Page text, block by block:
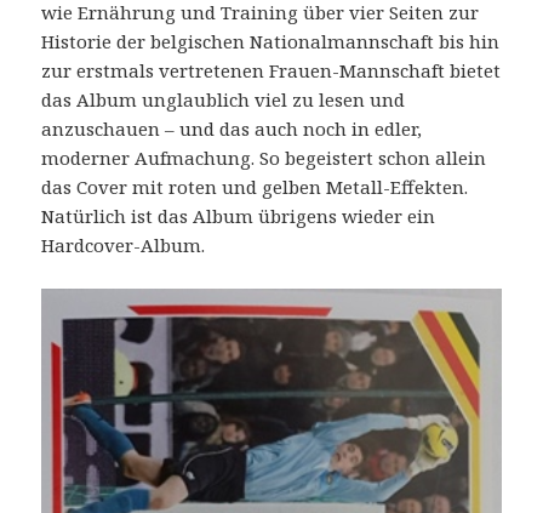
wie Ernährung und Training über vier Seiten zur
Historie der belgischen Nationalmannschaft bis hin
zur erstmals vertretenen Frauen-Mannschaft bietet
das Album unglaublich viel zu lesen und
anzuschauen – und das auch noch in edler,
moderner Aufmachung. So begeistert schon allein
das Cover mit roten und gelben Metall-Effekten.
Natürlich ist das Album übrigens wieder ein
Hardcover-Album.